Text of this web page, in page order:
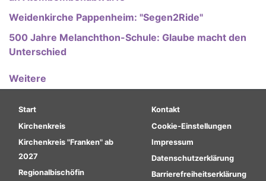
Weidenkirche Pappenheim: "Segen2Ride"
500 Jahre Melanchthon-Schule: Glaube macht den
Unterschied
Weitere
Hauptnavigation
Start
Kirchenkreis
Kirchenkreis "Franken" ab
2027
Regionalbischöfin
Fußbereichsmenü
Kontakt
Cookie-Einstellungen
Impressum
Datenschutzerklärung
Barrierefreiheitserklärung